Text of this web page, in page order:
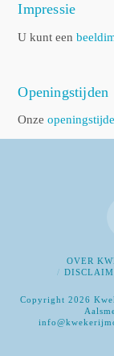
Impressie
U kunt een
Openingstijden
Onze
OVER
Copyright 2026